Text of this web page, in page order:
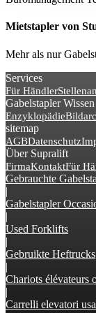
Mietstapler von
Mehr als nur
Services
Für Händler
Gabelstapler Wissen
Enzyklopädie
sitemap
AGBDatenschutz
Über Supralift
FirmaKontaktFür
Gebrauchte
|
Gabelstapler
|
Used Forklifts
|
Gebruikte Heftrucks
|
Chariots élévateurs
|
Carrelli elevatori